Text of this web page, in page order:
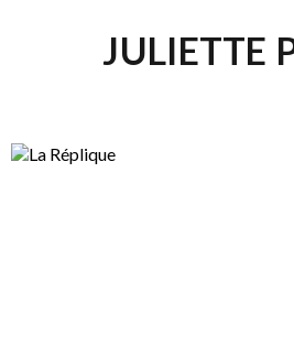
JULIETTE